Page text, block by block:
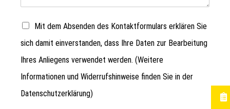
Mit dem Absenden des Kontaktformulars erklären Sie
sich damit einverstanden, dass Ihre Daten zur Bearbeitung
Ihres Anliegens verwendet werden. (Weitere
Informationen und Widerrufshinweise finden Sie in der
Datenschutzerklärung)